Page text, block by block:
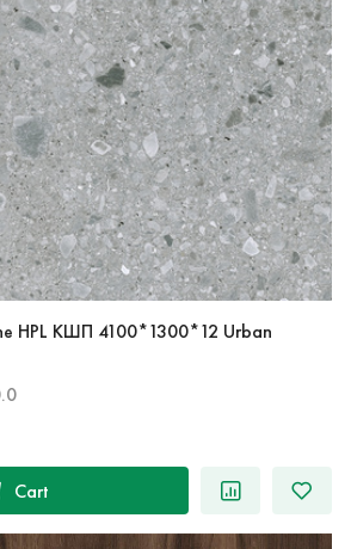
HPL КШП 4100*1300*12 Urban
Cart